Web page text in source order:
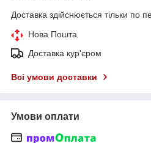
Доставка здійснюється тільки по
Нова Пошта
Доставка кур'єром
Всі умови доставки
Умови оплати